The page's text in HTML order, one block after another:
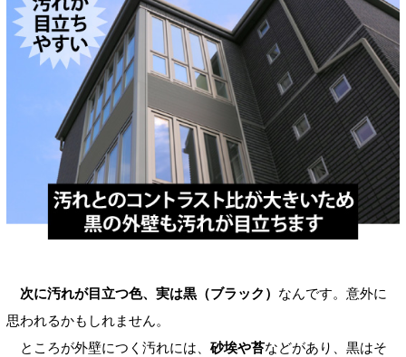
次に汚れが目立つ色、実は黒（ブラック） なんです。意外に
思われるかもしれません。
ところが外壁につく汚れには、 砂埃や苔などがあり、黒はそ